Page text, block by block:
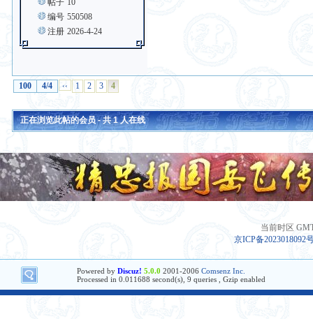
帖子 10
编号 550508
注册 2026-4-24
100 4/4 ‹‹ 1 2 3 4
正在浏览此帖的会员 - 共1人在线
当前时区
京ICP备2023018092
Powered by Discuz! 5.0.0 2001-2006 Comsenz Inc.
Processed in 0.011688 second(s), 9 queries , Gzip enabled